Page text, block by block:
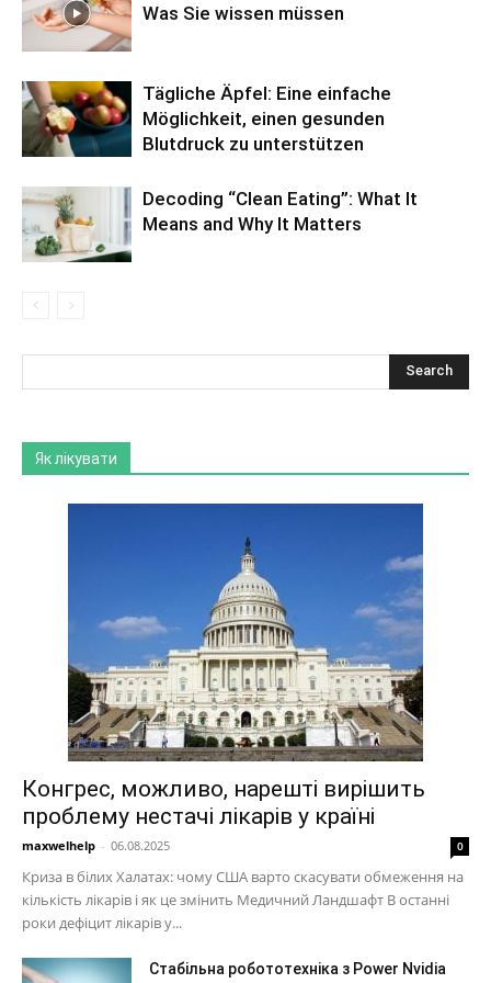
Was Sie wissen müssen
Tägliche Äpfel: Eine einfache
Möglichkeit, einen gesunden
Blutdruck zu unterstützen
Decoding “Clean Eating”: What It
Means and Why It Matters
Як лікувати
Конгрес, можливо, нарешті вирішить
проблему нестачі лікарів у країні
maxwelhelp - 06.08.2025 0
Криза в білих Халатах: чому США варто скасувати обмеження на
кількість лікарів і як це змінить Медичний Ландшафт В останні
роки дефіцит лікарів у...
Стабільна робототехніка з Power Nvidia